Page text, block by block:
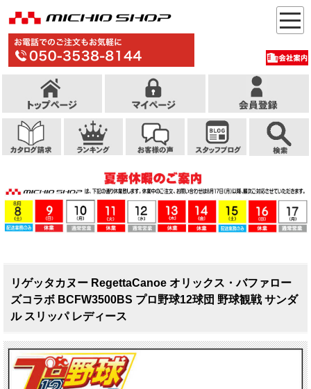
リゲッタカヌー RegettaCanoe オリックス・バファロー
ズコラボ BCFW3500BS プロ野球12球団 野球観戦 サンダ
ル スリッパ レディース